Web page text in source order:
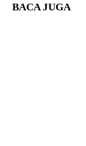
BACA JUGA